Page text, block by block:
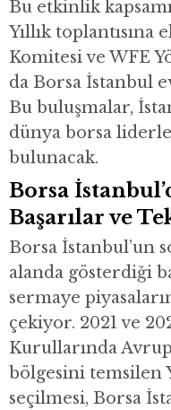
Bu etkinlik
Yıllık toplantısına
Komitesi ve WFE
da Borsa İstanbul
Bu buluşmalar,
dünya borsa
bulunacak.
Borsa
Başarılar ve
Borsa İstanbul’un
alanda gösterdiği
sermaye
çekiyor. 2021 ve
Kurullarında
bölgesini temsilen
seçilmesi, Borsa